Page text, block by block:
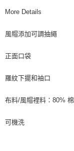
More Details
風帽添加可調抽繩
正面口袋
羅紋下擺和袖口
布料/風帽裡料：80%
可機洗